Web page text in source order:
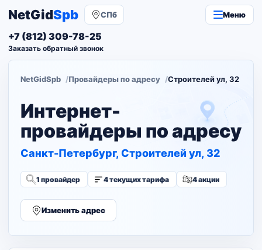
NetGidSpb СПб Меню
+7 (812) 309-78-25
Заказать обратный звонок
NetGidSpb Провайдеры по адресу Строителей ул, 32
Интернет-
провайдеры по адресу
Санкт-Петербург, Строителей ул, 32
1 провайдер 4 текущих тарифа 4 акции
Изменить адрес